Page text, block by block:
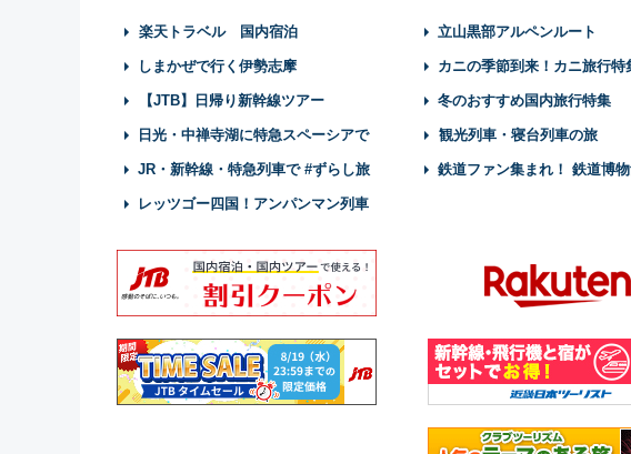
楽天トラベル 国内宿泊 立山黒部アルペンルート
しまかぜで行く伊勢志摩 カニの季節到来！カニ旅行特
【JTB】日帰り新幹線ツアー 冬のおすすめ国内旅行特集
日光・中禅寺湖に特急スペーシアで 観光列車・寝台列車の旅
JR・新幹線・特急列車で #ずらし旅 鉄道ファン集まれ！ 鉄道博
レッツゴー四国！アンパンマン列車